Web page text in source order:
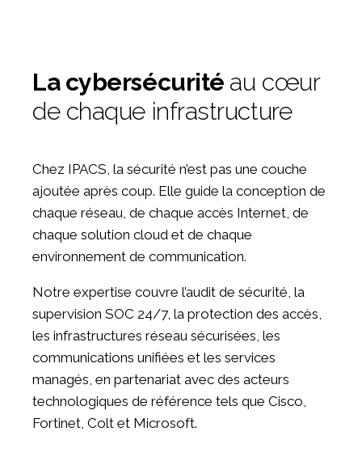
La cybersécurité au cœur
de chaque infrastructure
Chez IPACS, la sécurité n’est pas une couche
ajoutée après coup. Elle guide la conception de
chaque réseau, de chaque accès Internet, de
chaque solution cloud et de chaque
environnement de communication.
Notre expertise couvre l’audit de sécurité, la
supervision SOC 24/7, la protection des accès,
les infrastructures réseau sécurisées, les
communications unifiées et les services
managés, en partenariat avec des acteurs
technologiques de référence tels que Cisco,
Fortinet, Colt et Microsoft.